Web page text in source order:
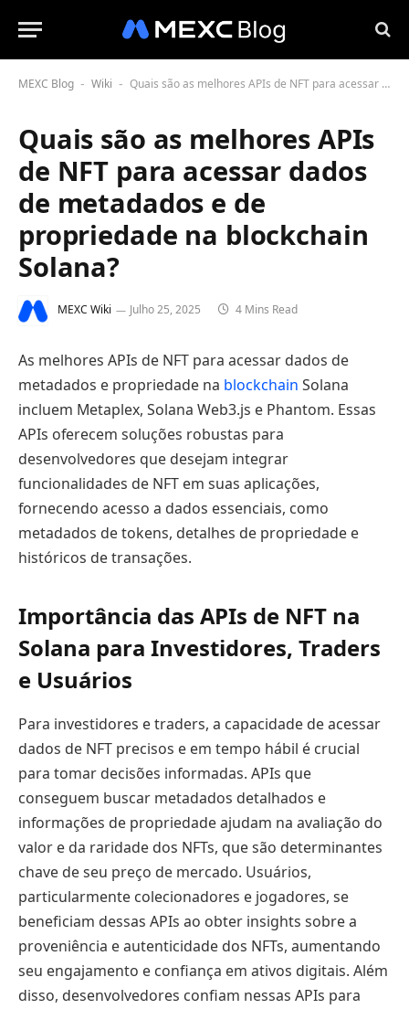
MEXC Blog - Wiki - Quais são as melhores APIs de NFT para acessar dados de metadados e de propriedade na blockchain Solana?
Quais são as melhores APIs
de NFT para acessar dados
de metadados e de
propriedade na blockchain
Solana?
MEXC Wiki Julho 25, 2025 4 Mins Read
As melhores APIs de NFT para acessar dados de
metadados e propriedade na blockchain Solana
incluem Metaplex, Solana Web3.js e Phantom. Essas
APIs oferecem soluções robustas para
desenvolvedores que desejam integrar
funcionalidades de NFT em suas aplicações,
fornecendo acesso a dados essenciais, como
metadados de tokens, detalhes de propriedade e
históricos de transações.
Importância das APIs de NFT na
Solana para Investidores, Traders
e Usuários
Para investidores e traders, a capacidade de acessar
dados de NFT precisos e em tempo hábil é crucial
para tomar decisões informadas. APIs que
conseguem buscar metadados detalhados e
informações de propriedade ajudam na avaliação do
valor e da raridade dos NFTs, que são determinantes
chave de seu preço de mercado. Usuários,
particularmente colecionadores e jogadores, se
beneficiam dessas APIs ao obter insights sobre a
proveniência e autenticidade dos NFTs, aumentando
seu engajamento e confiança em ativos digitais. Além
disso, desenvolvedores confiam nessas APIs para